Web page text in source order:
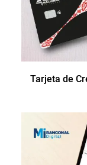
Tarjeta de